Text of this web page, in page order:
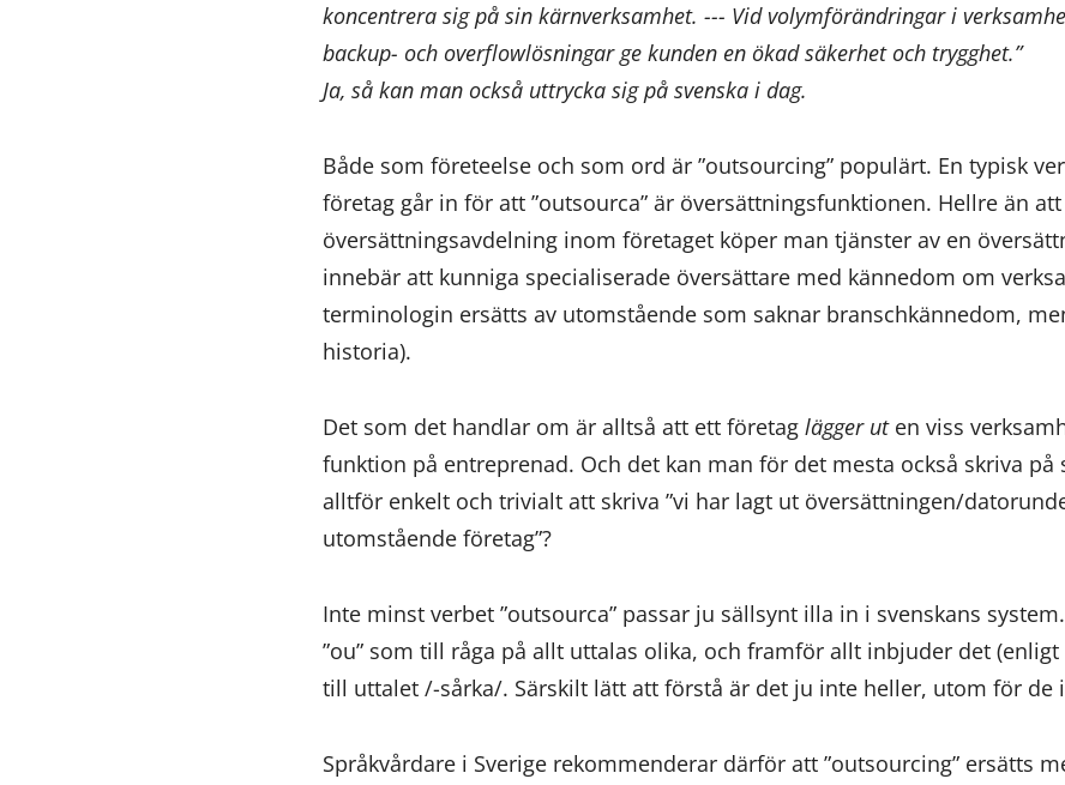
koncentrera sig på sin kärnverksamhet. --- Vid volymförändringar i
backup- och overflowlösningar ge kunden en ökad säkerhet och trygghet.”
Ja, så kan man också uttrycka sig på svenska i dag.
Både som företeelse och som ord är ”outsourcing” populärt. En typisk
företag går in för att ”outsourca” är översättningsfunktionen. Hellre än
översättningsavdelning inom företaget köper man tjänster av en
innebär att kunniga specialiserade översättare med kännedom om
terminologin ersätts av utomstående som saknar branschkännedom,
historia).
Det som det handlar om är alltså att ett företag lägger uten viss
funktion på entreprenad. Och det kan man för det mesta också skriva på
alltför enkelt och trivialt att skriva ”vi har lagt ut översättningen/
utomstående företag”?
Inte minst verbet ”outsourca” passar ju sällsynt illa in i svenskans
”ou” som till råga på allt uttalas olika, och framför allt inbjuder det
till uttalet /-sårka/. Särskilt lätt att förstå är det ju inte heller, utom för de
Språkvårdare i Sverige rekommenderar därför att ”outsourcing” ersätts